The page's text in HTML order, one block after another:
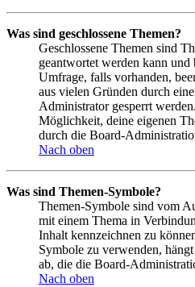
Was sind geschlossene Themen?
Geschlossene Themen sind
geantwortet werden kann und
Umfrage, falls vorhanden,
aus vielen Gründen durch
Administrator gesperrt
Möglichkeit, deine eigenen
durch die Board-
Nach oben
Was sind Themen-Symbole?
Themen-Symbole sind vom
mit einem Thema in
Inhalt kennzeichnen zu
Symbole zu verwenden,
ab, die die Board-
Nach oben